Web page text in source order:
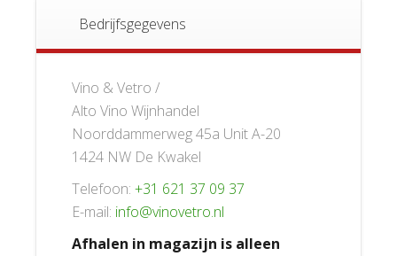
Bedrijfsgegevens
Vino & Vetro /
Alto Vino Wijnhandel
Noorddammerweg 45a Unit A-20
1424 NW De Kwakel
Telefoon: +31 621 37 09 37
E-mail: info@vinovetro.nl
Afhalen in magazijn is alleen